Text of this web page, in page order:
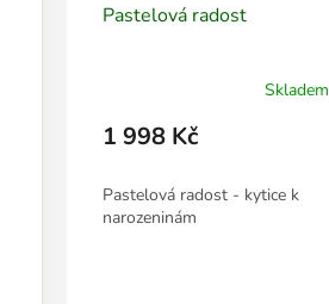
Pastelová radost
Skladem
1 998 Kč
Pastelová radost - kytice k
narozeninám